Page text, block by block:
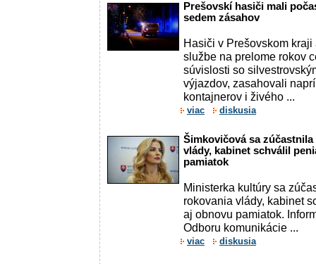
Prešovskí hasiči mali
sedem zásahov
Hasiči v Prešovskom
službe na prelome rokov
súvislosti so
výjazdov, zasahovali
kontajnerov i živého ...
viac diskusia
Šimkovičová sa
vlády, kabinet schválil
pamiatok
Ministerka kultúry sa
rokovania vlády, kabinet
aj obnovu pamiatok.
Odboru komunikácie ...
viac diskusia